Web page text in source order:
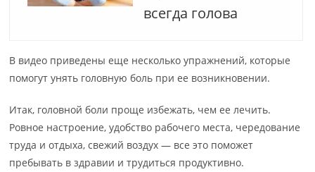
всегда голова
В видео приведены еще несколько упражнений, которые
помогут унять головную боль при ее возникновении.
Итак, головной боли проще избежать, чем ее лечить.
Ровное настроение, удобство рабочего места, чередование
труда и отдыха, свежий воздух — все это поможет
пребывать в здравии и трудиться продуктивно.